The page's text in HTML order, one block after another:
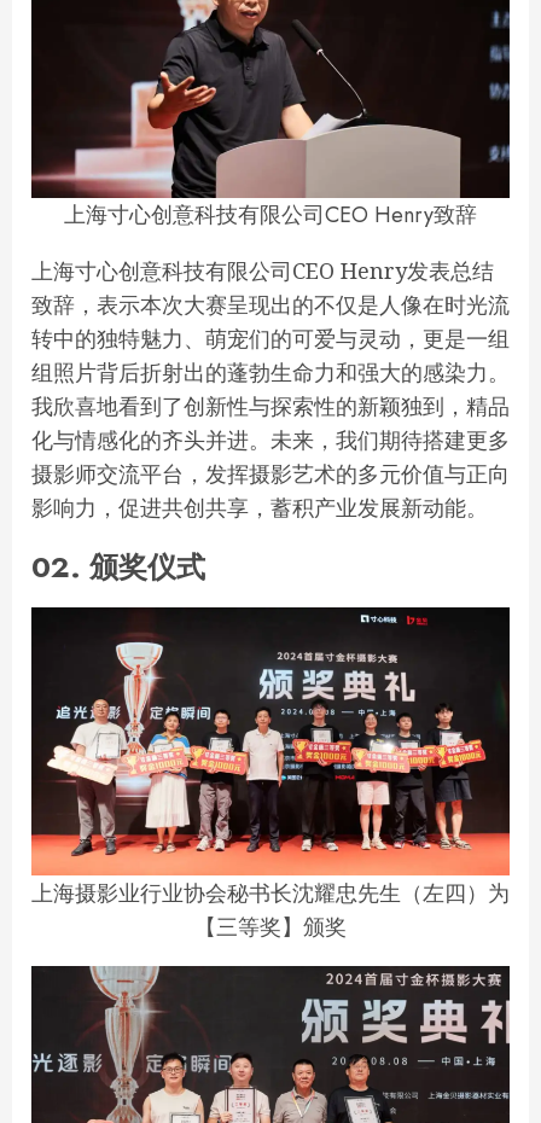
上海寸心创意科技有限公司CEO Henry致辞
上海寸心创意科技有限公司CEO Henry发表总结
致辞，表示本次大赛呈现出的不仅是人像在时光流
转中的独特魅力、萌宠们的可爱与灵动，更是一组
组照片背后折射出的蓬勃生命力和强大的感染力。
我欣喜地看到了创新性与探索性的新颖独到，精品
化与情感化的齐头并进。未来，我们期待搭建更多
摄影师交流平台，发挥摄影艺术的多元价值与正向
影响力，促进共创共享，蓄积产业发展新动能。
02. 颁奖仪式
上海摄影业行业协会秘书长沈耀忠先生（左四）为
【三等奖】颁奖